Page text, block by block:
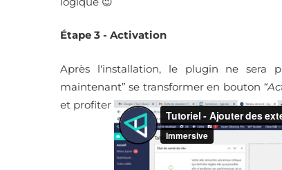
Étape 3 - Activation
Après l'installation, le plugin ne sera
maintenant” se transformer en bouton
et profiter de la fonctionnalité promise par